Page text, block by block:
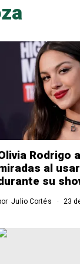
Rodrigo
al
su
Julio Cortés 23